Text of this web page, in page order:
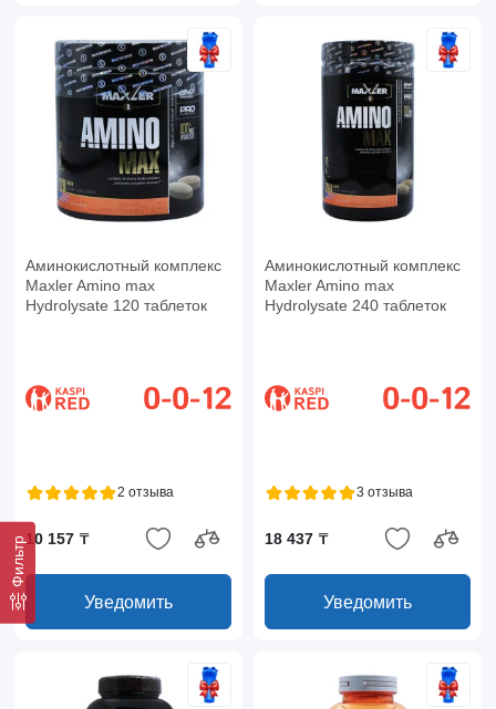
Фильтр
Аминокислотный комплекс
Maxler Amino max
Hydrolysate 120 таблеток
2 отзыва
10 157 ₸
Уведомить
Аминокислотный комплекс
Maxler Amino max
Hydrolysate 240 таблеток
3 отзыва
18 437 ₸
Уведомить